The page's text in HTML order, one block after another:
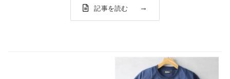
記事を読む